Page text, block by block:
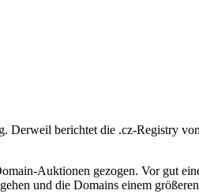
Derweil berichtet die .cz-Registry
Auktionen gezogen. Vor gut
und die Domains einem